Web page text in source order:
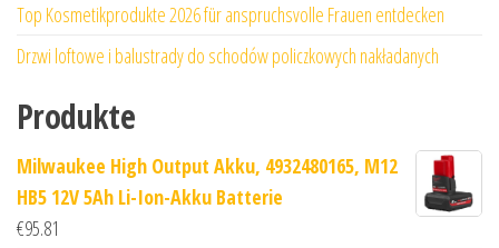
Top Kosmetikprodukte 2026 für anspruchsvolle Frauen entdecken
Drzwi loftowe i balustrady do schodów policzkowych nakładanych
Produkte
Milwaukee High Output Akku, 4932480165, M12
HB5 12V 5Ah Li-Ion-Akku Batterie
€95.81